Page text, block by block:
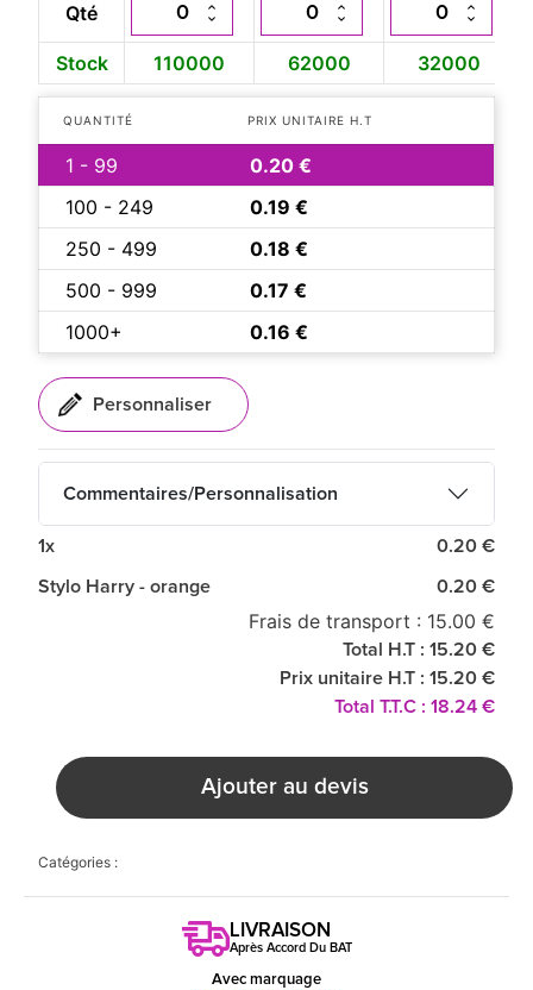
Qté
Stock 110000 62000 32000
QUANTITÉ PRIX UNITAIRE H.T
1 - 99
0.20 €
100 - 249
0.19 €
250 - 499
0.18 €
500 - 999
0.17 €
1000+
0.16 €
Commentaires/Personnalisation
1x 0.20 €
Stylo Harry - orange 0.20 €
Frais de transport : 15.00 €
Total H.T : 15.20 €
Prix unitaire H.T : 15.20 €
Total T.T.C : 18.24 €
Ajouter au devis
Catégories :
LIVRAISON
Après Accord Du BAT
Avec marquage